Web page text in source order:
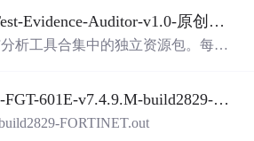
功能清单、MIT License及原创与授
目录，执行npm test验证算法，
图、论文、生产日志或其他受限素
应用工程、测试审计和课程实践。
Cypress-Flaky-Test-Evidence-Auditor-v1.0-原创源码与文档.zip
析工具合集中的独立资源包。每个
功能清单、MIT License及原创与授
目录，执行npm test验证算法，
FortiGate-v7.4.9-FGT-601E-v7.4.9.M-build2829-FORTINET.out
FORTINET.out